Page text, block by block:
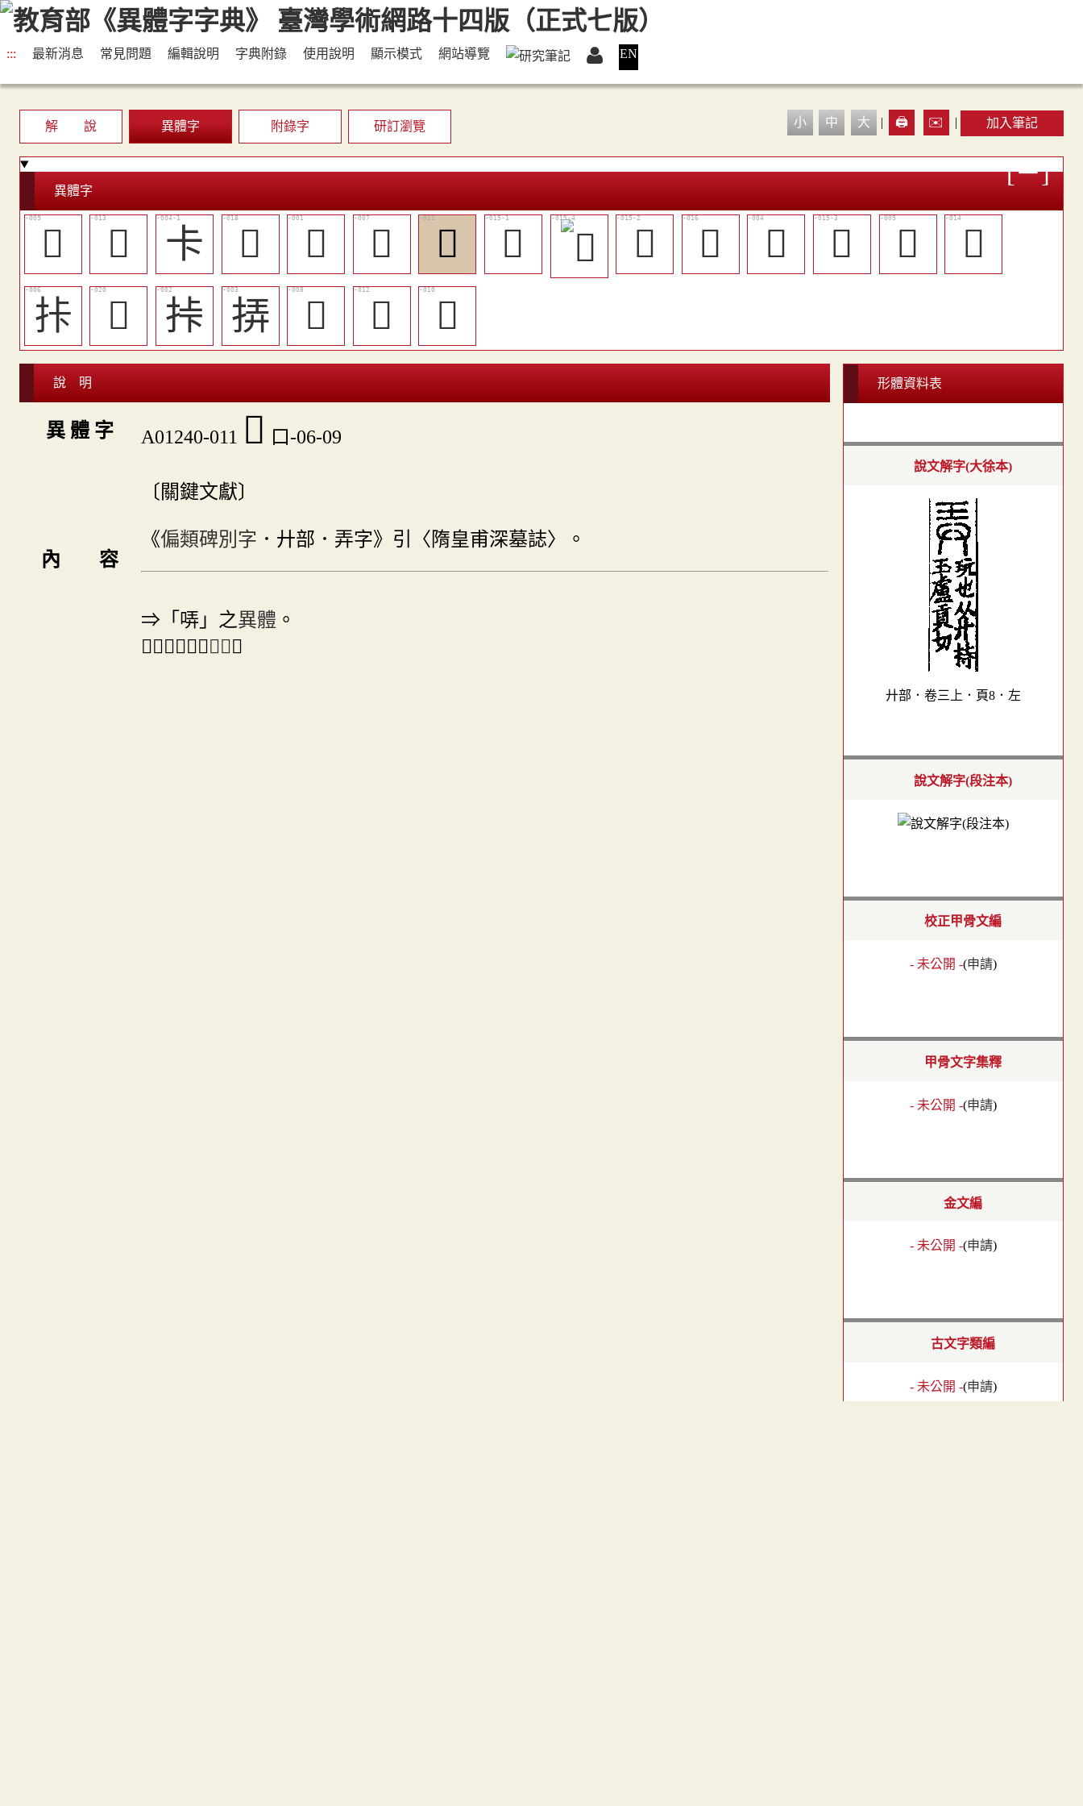
::: 最新消息 常見問題 編輯說明 字典附錄 使用說明 顯示模式 網站導覽 EN
解 說 異體字 附錄字 研訂瀏覽 小 中 大 | 🖨️ ✉️ | 加入筆記
異體字
󱲱 󱲴 卡 󱲻 𠧗 󱲯 𠱚 󱲶 󱲷 󱲺 󱲭 󱲸 󱲮
󱲵
拤
󱲼 挊 挵 󱲰 󱲳 󱲲
說 明
異 體 字 A01240-011 𠱚 口-06-09
內 容
〔關鍵文獻〕
《偏類碑別字 ．廾部．弄字》引〈隋皇甫深墓誌〉。
⇒「哢」之異體 。
＃「𠱚」另兼正字。
形體資料表
說文解字(大徐本)
廾部．卷三上．頁8．左
說文解字(段注本)
校正甲骨文編
- 未公開 -(申請)
甲骨文字集釋
- 未公開 -(申請)
金文編
- 未公開 -(申請)
古文字類編
- 未公開 -(申請)